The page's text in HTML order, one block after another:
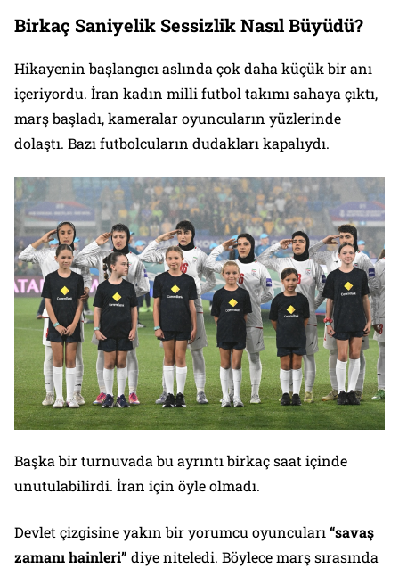
Birkaç Saniyelik Sessizlik Nasıl Büyüdü?
Hikayenin başlangıcı aslında çok daha küçük bir anı
içeriyordu. İran kadın milli futbol takımı sahaya çıktı,
marş başladı, kameralar oyuncuların yüzlerinde
dolaştı. Bazı futbolcuların dudakları kapalıydı.
Başka bir turnuvada bu ayrıntı birkaç saat içinde
unutulabilirdi. İran için öyle olmadı.
Devlet çizgisine yakın bir yorumcu oyuncuları“savaş
zamanı hainleri” diye niteledi. Böylece marş sırasında